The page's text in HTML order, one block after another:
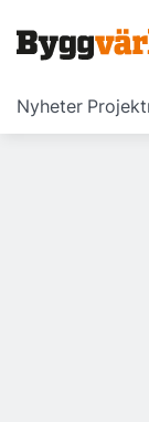
Nyheter